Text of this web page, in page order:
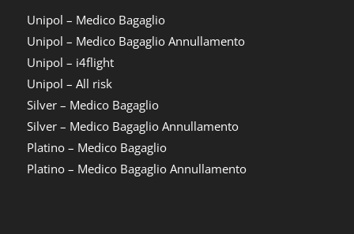
Unipol – Medico Bagaglio
Unipol – Medico Bagaglio Annullamento
Unipol – i4flight
Unipol – All risk
Silver – Medico Bagaglio
Silver – Medico Bagaglio Annullamento
Platino – Medico Bagaglio
Platino – Medico Bagaglio Annullamento